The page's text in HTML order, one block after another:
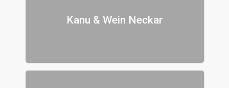
Kanu & Wein Neckar